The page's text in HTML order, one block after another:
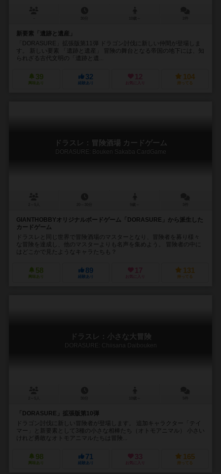
新要素「遺跡と遺産」
「DORASURE」拡張版第11弾 ドラゴン討伐に新しい仲間が登場しま
す。 新しい要素 「遺跡と遺産」 冒険の舞台となる帝国の地下には、知
られざる古代文明の「遺跡と遺...
39
興味あり
32
経験あり
12
お気に入り
104
持ってる
ドラスレ：冒険酒場 カードゲーム
DORASURE: Bouken Sakaba CardGame
GIANTHOBBYオリジナルボードゲーム「DORASURE」から派生した
カードゲーム
ドラスレと同じ世界で冒険酒場のマスターとなり、冒険者を募り様々
な冒険を達成し、他のマスターよりも名声を集めよう。 冒険者の中に
はどこかで見たようなキャラたちも？
58
興味あり
89
経験あり
17
お気に入り
131
持ってる
ドラスレ：小さな大冒険
DORASURE: Chiisana Daibouken
「DORASURE」拡張版第10弾
ドラゴン討伐に新しい冒険者が登場します。 追加キャラクター「テイ
マー」と新要素として3種の小さな相棒たち（オトモアニマル） 小さい
けれど勇敢なオトモアニマルたちは冒険...
98
興味あり
71
経験あり
33
お気に入り
165
持ってる